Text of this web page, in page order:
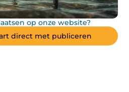
op onze website?
direct met publiceren